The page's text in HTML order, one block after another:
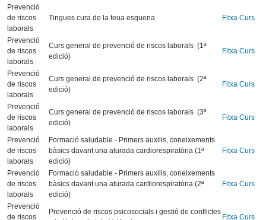
Prevenció
de riscos
laborals
Tingues cura de la teua esquena Fitxa Curs
Prevenció
de riscos
laborals
Curs general de prevenció de riscos laborals (1ª
edició)
Fitxa Curs
Prevenció
de riscos
laborals
Curs general de prevenció de riscos laborals (2ª
edició)
Fitxa Curs
Prevenció
de riscos
laborals
Curs general de prevenció de riscos laborals (3ª
edició)
Fitxa Curs
Prevenció
de riscos
laborals
Formació saludable - Primers auxilis, coneixements
bàsics davant una aturada cardiorespiratòria (1ª
edició)
Fitxa Curs
Prevenció
de riscos
laborals
Formació saludable - Primers auxilis, coneixements
bàsics davant una aturada cardiorespiratòria (2ª
edició)
Fitxa Curs
Prevenció
de riscos
Prevenció de riscos psicosocials i gestió de conflictes
Fitxa Curs